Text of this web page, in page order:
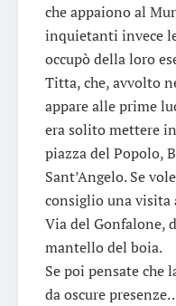
che appaiono al
inquietanti invece
occupò della loro
Titta, che, avvolto
appare alle prime
era solito mettere
piazza del Popolo,
Sant’Angelo. Se
consiglio una visita
Via del Gonfalone,
mantello del boia.
Se poi pensate che
da oscure